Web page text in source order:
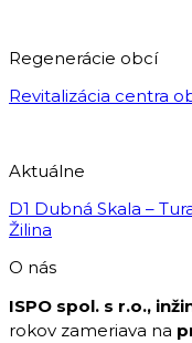
Regenerácie obcí
Revitalizácia centra
Aktuálne
D1 Dubná Skala –
Žilina
O nás
ISPO spol. s r.o.,
rokov zameriava na